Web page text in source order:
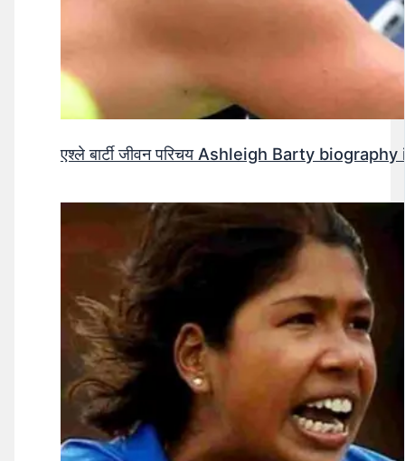
एश्ले बार्टी जीवन परिचय Ashleigh Barty